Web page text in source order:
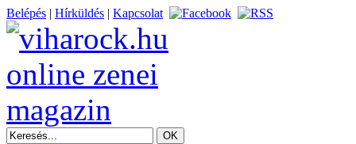
Belépés | Hírküldés | Kapcsolat